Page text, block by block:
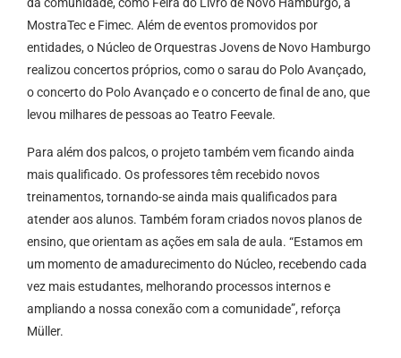
MostraTec e Fimec. Além de eventos promovidos por
entidades, o Núcleo de Orquestras Jovens de Novo Hamburgo
realizou concertos próprios, como o sarau do Polo Avançado,
o concerto do Polo Avançado e o concerto de final de ano, que
levou milhares de pessoas ao Teatro Feevale.
Para além dos palcos, o projeto também vem ficando ainda
mais qualificado. Os professores têm recebido novos
treinamentos, tornando-se ainda mais qualificados para
atender aos alunos. Também foram criados novos planos de
ensino, que orientam as ações em sala de aula. “Estamos em
um momento de amadurecimento do Núcleo, recebendo cada
vez mais estudantes, melhorando processos internos e
ampliando a nossa conexão com a comunidade”, reforça
Müller.